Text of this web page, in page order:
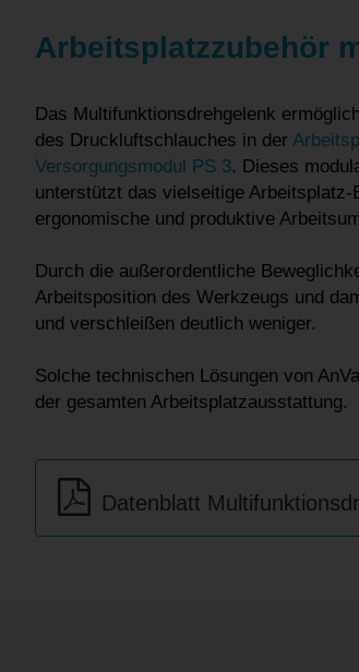
Arbeitsplatzzubehör
Das Multifunktionsdrehgelenk
des Druckluftschlauches in der
Versorgungsmodul PS 3. Dieses
unterstützt das vielseitige
ergonomische und produktive
Durch die außerordentliche
Arbeitsposition des Werkzeugs und
und verschleißen deutlich weniger.
Solche technischen Lösungen von
der gesamten Arbeitsplatzausstattung.
Datenblatt